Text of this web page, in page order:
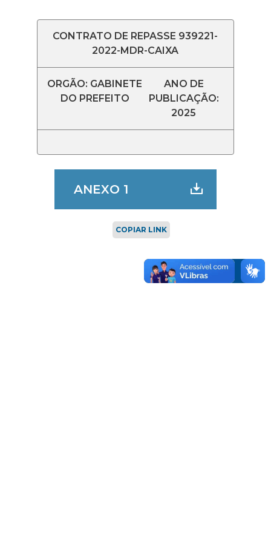
CONTRATO DE REPASSE 939221-
2022-MDR-CAIXA
ORGÃO: GABINETE
DO PREFEITO
ANO DE
PUBLICAÇÃO:
2025
ANEXO 1
COPIAR LINK